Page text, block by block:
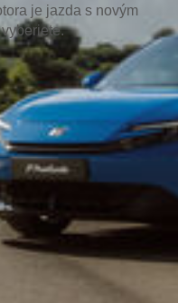
je jazda s novým